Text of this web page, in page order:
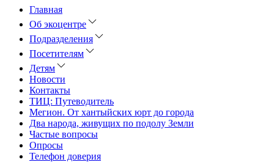
Главная
Об экоцентре
Подразделения
Посетителям
Детям
Новости
Контакты
ТИЦ: Путеводитель
Мегион. От хантыйских юрт до города
Два народа, живущих по подолу Земли
Частые вопросы
Опросы
Телефон доверия